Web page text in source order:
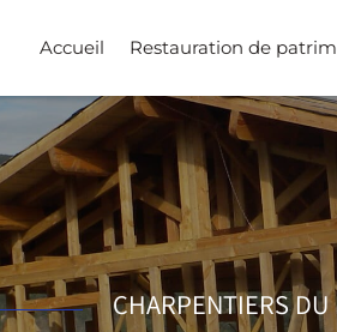
Accueil Restauration de
CHARPENTIERS